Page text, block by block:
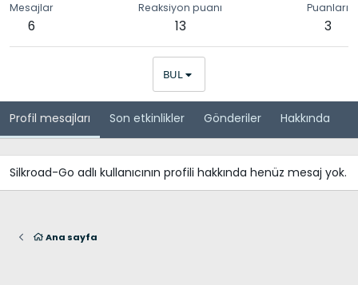
Mesajlar
6
Reaksiyon puanı
13
Puanları
3
BUL
Profil mesajları Son etkinlikler Gönderiler Hakkında
Silkroad-Go adlı kullanıcının profili hakkında henüz mesaj yok.
Ana sayfa